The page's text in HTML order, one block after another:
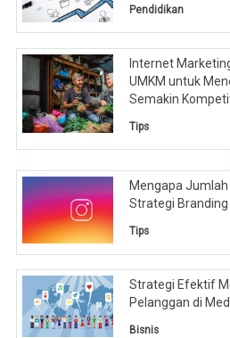
Pendidikan
Internet
UMKM untuk
Semakin
Tips
Mengapa
Strategi
Tips
Strategi Efektif
Pelanggan di
Bisnis